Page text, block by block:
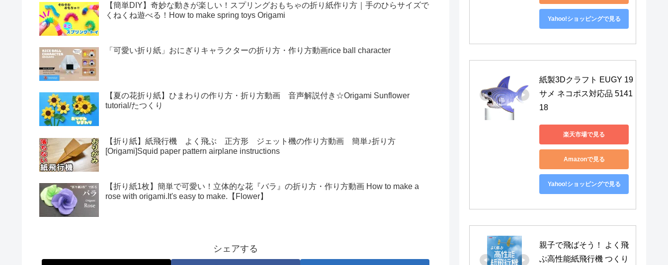
【簡単DIY】奇妙な動きが楽しい！スプリングおもちゃの折り紙作り方｜手のひらサイズで
くねくね遊べる！How to make spring toys Origami
「可愛い折り紙」おにぎりキャラクターの折り方・作り方動画rice ball character
【夏の花折り紙】ひまわりの作り方・折り方動画 音声解説付き☆Origami Sunflower
tutorial/たつくり
【折り紙】紙飛行機 よく飛ぶ 正方形 ジェット機の作り方動画 簡単♪折り方
[Origami]Squid paper pattern airplane instructions
【折り紙1枚】簡単で可愛い！立体的な花『バラ』の折り方・作り方動画 How to make a
rose with origami.It's easy to make.【Flower】
シェアする
Yahoo!ショッピングで見る
紙製3Dクラフト EUGY 19
サメ ネコポス対応品 5141
18
楽天市場で見る
Amazonで見る
Yahoo!ショッピングで見る
親子で飛ばそう！ よく飛
ぶ高性能紙飛行機 つくり